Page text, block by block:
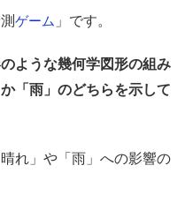
ゲーム 」です。
ような幾何学図形の組み
「雨」のどちらを示して
れ」や「雨」への影響の